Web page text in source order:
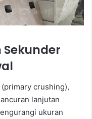
crushing),
lanjutan
ukuran